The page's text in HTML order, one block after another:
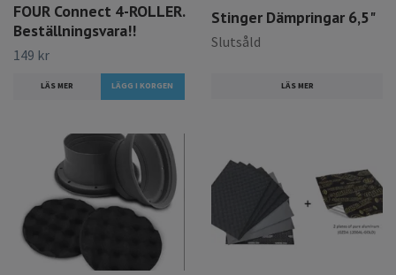
FOUR Connect 4-ROLLER.
Beställningsvara!!
149 kr
LÄS MER
Stinger Dämpringar 6,5"
Slutsåld
LÄS MER